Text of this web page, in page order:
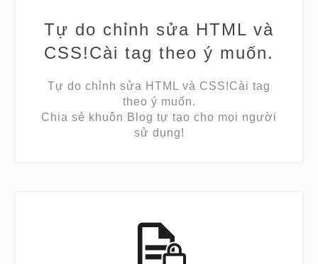
Tự do chỉnh sửa HTML và
CSS!Cài tag theo ý muốn.
Tự do chỉnh sửa HTML và CSS!Cài tag
theo ý muốn.
Chia sẻ khuôn Blog tự tạo cho mọi người
sử dụng!